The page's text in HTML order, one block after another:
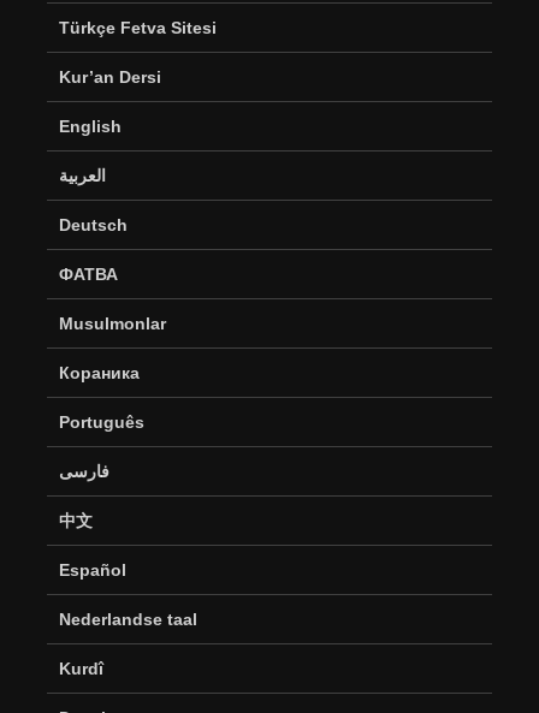
Türkçe Fetva Sitesi
Kur’an Dersi
English
العربية
Deutsch
ФАТВА
Musulmonlar
Кораника
Português
فارسی
中文
Español
Nederlandse taal
Kurdî